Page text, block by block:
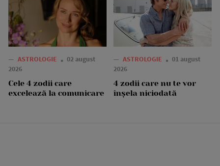
— ASTROLOGIE
02 august
2026
Cele 4 zodii care
excelează la comunicare
— ASTROLOGIE
01 august
2026
4 zodii care nu te vor
înșela niciodată